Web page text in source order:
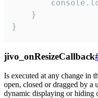
    }
}
jivo_onResizeCallback
Is executed at any change in
open, closed or dragged by a
dynamic displaying or hiding